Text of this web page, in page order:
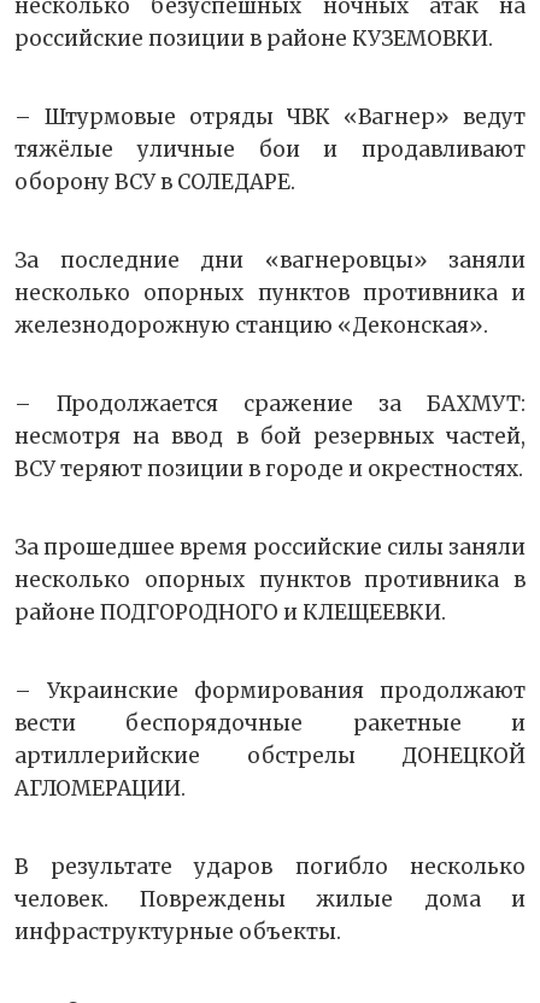
несколько безуспешных ночных атак на
российские позиции в районе КУЗЕМОВКИ.
– Штурмовые отряды ЧВК «Вагнер» ведут
тяжёлые уличные бои и продавливают
оборону ВСУ в СОЛЕДАРЕ.
За последние дни «вагнеровцы» заняли
несколько опорных пунктов противника и
железнодорожную станцию «Деконская».
– Продолжается сражение за БАХМУТ:
несмотря на ввод в бой резервных частей,
ВСУ теряют позиции в городе и окрестностях.
За прошедшее время российские силы заняли
несколько опорных пунктов противника в
районе ПОДГОРОДНОГО и КЛЕЩЕЕВКИ.
– Украинские формирования продолжают
вести беспорядочные ракетные и
артиллерийские обстрелы ДОНЕЦКОЙ
АГЛОМЕРАЦИИ.
В результате ударов погибло несколько
человек. Повреждены жилые дома и
инфраструктурные объекты.